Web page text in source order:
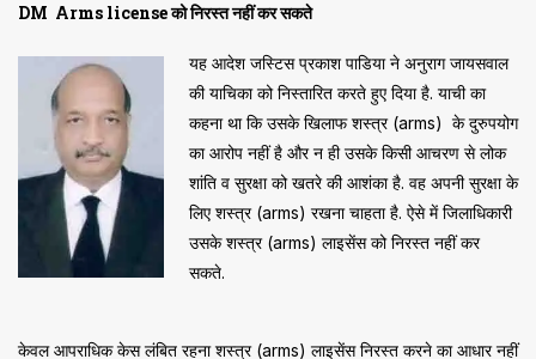
DM Arms license को निरस्त नहीं कर सकते
यह आदेश जस्टिस प्रकाश पाडिया ने अनुराग जायसवाल
की याचिका को‌ निस्तारित करते हुए दिया है. याची का
कहना था कि उसके खिलाफ शस्त्र (arms) के दुरुपयोग
का आरोप नहीं है और न ही उसके किसी आचरण से लोक
शांति व सुरक्षा को खतरे की आशंका है. वह अपनी सुरक्षा के
लिए शस्त्र (arms) रखना चाहता है. ऐसे में जिलाधिकारी
उसके शस्त्र (arms) लाइसेंस को निरस्त नहीं कर
सकते.
केवल आपराधिक केस लंबित रहना शस्त्र (arms) लाइसेंस निरस्त करने का आधार नहीं